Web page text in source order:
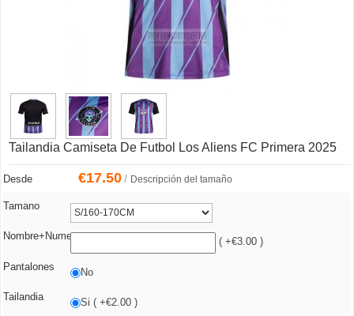
Tailandia Camiseta De Futbol Los Aliens FC Primera 2025
Desde €17.50/ Descripción del tamaño
Tamano
Nombre+Numero ( +€3.00 )
Pantalones No
Tailandia Si ( +€2.00 )